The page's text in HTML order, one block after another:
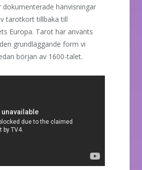
dokumenterade hänvisningar
tarotkort tillbaka till
Europa. Tarot har använts
grundläggande form vi
början av 1600-talet.